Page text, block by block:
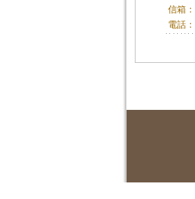
信箱：
電話：